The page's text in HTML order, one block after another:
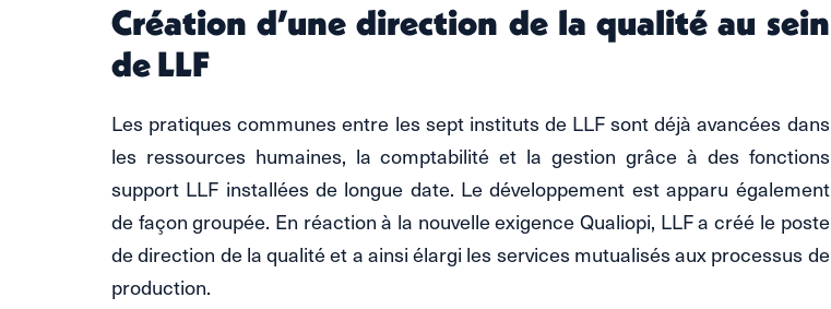
Création d’une direction de la qualité au sein
de LLF
Les pratiques communes entre les sept instituts de LLF sont déjà avancées dans
les ressources humaines, la comptabilité et la gestion grâce à des fonctions
support LLF installées de longue date. Le développement est apparu également
de façon groupée. En réaction à la nouvelle exigence Qualiopi, LLF a créé le poste
de direction de la qualité et a ainsi élargi les services mutualisés aux processus de
production.